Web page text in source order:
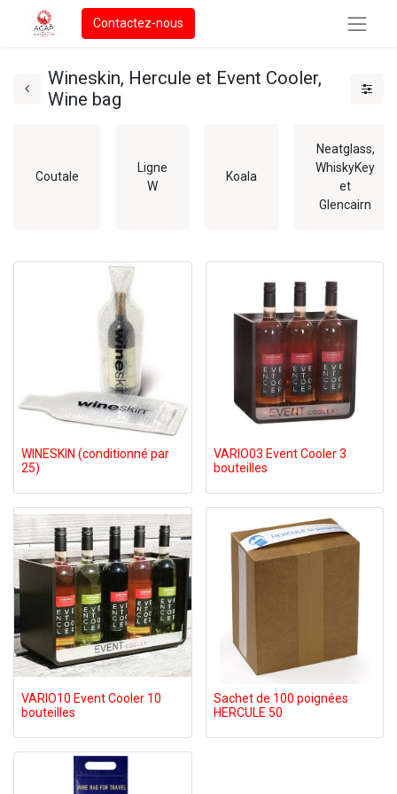
Contactez-nous
Wineskin, Hercule et Event Cooler,
Wine bag
Coutale
Ligne
W
Koala
Neatglass,
WhiskyKey
et
Glencairn
WINESKIN (conditionné par
25)
VARIO03 Event Cooler 3
bouteilles
VARIO10 Event Cooler 10
bouteilles
Sachet de 100 poignées
HERCULE 50